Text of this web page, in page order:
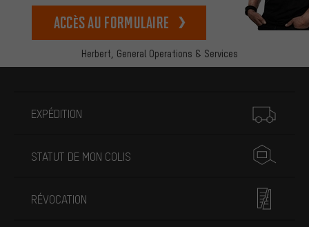
Herbert, General Operations & Services
Accès au formulaire
EXPÉDITION
STATUT DE MON COLIS
RÉVOCATION